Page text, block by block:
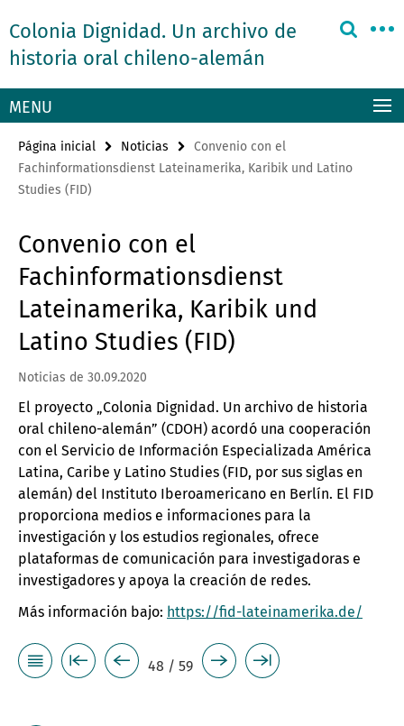
direkt
zu
Colonia Dignidad. Un archivo de
historia oral chileno-alemán
Herramientas
de
MENU
Página inicial Noticias
Convenio con el
Fachinformationsdienst Lateinamerika, Karibik und Latino
Studies (FID)
Convenio con el
Fachinformationsdienst
Lateinamerika, Karibik und
Latino Studies (FID)
Noticias de 30.09.2020
El proyecto „Colonia Dignidad. Un archivo de historia
oral chileno-alemán” (CDOH) acordó una cooperación
con el Servicio de Información Especializada América
Latina, Caribe y Latino Studies (FID, por sus siglas en
alemán) del Instituto Iberoamericano en Berlín. El FID
proporciona medios e informaciones para la
investigación y los estudios regionales, ofrece
plataformas de comunicación para investigadoras e
investigadores y apoya la creación de redes.
Más información bajo: https://fid-lateinamerika.de/
48 / 59